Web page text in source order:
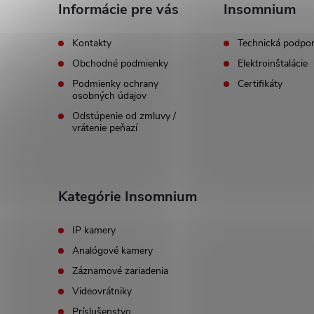
Informácie pre vás
Kontakty
Obchodné podmienky
Podmienky ochrany
osobných údajov
Odstúpenie od zmluvy /
vrátenie peňazí
Insomnium
Technická
Elektroinštalácie
Certifikáty
Kategórie Insomnium
IP kamery
Analógové kamery
Záznamové zariadenia
Videovrátniky